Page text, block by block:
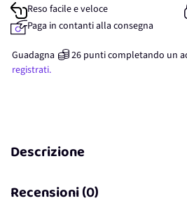
Reso facile e veloce
Paga in contanti alla consegna
Guadagna 26 punticompletando un
registrati.
Descrizione
Recensioni (0)